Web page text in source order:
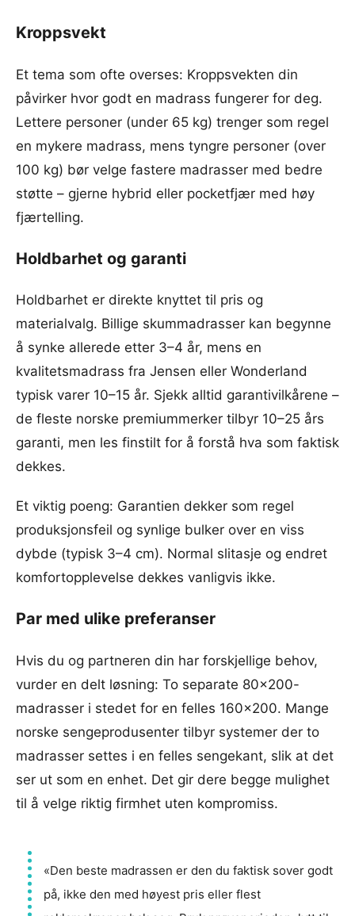
Kroppsvekt
Et tema som ofte overses: Kroppsvekten din
påvirker hvor godt en madrass fungerer for deg.
Lettere personer (under 65 kg) trenger som regel
en mykere madrass, mens tyngre personer (over
100 kg) bør velge fastere madrasser med bedre
støtte – gjerne hybrid eller pocketfjær med høy
fjærtelling.
Holdbarhet og garanti
Holdbarhet er direkte knyttet til pris og
materialvalg. Billige skummadrasser kan begynne
å synke allerede etter 3–4 år, mens en
kvalitetsmadrass fra Jensen eller Wonderland
typisk varer 10–15 år. Sjekk alltid garantivilkårene –
de fleste norske premiummerker tilbyr 10–25 års
garanti, men les finstilt for å forstå hva som faktisk
dekkes.
Et viktig poeng: Garantien dekker som regel
produksjonsfeil og synlige bulker over en viss
dybde (typisk 3–4 cm). Normal slitasje og endret
komfortopplevelse dekkes vanligvis ikke.
Par med ulike preferanser
Hvis du og partneren din har forskjellige behov,
vurder en delt løsning: To separate 80×200-
madrasser i stedet for en felles 160×200. Mange
norske sengeprodusenter tilbyr systemer der to
madrasser settes i en felles sengekant, slik at det
ser ut som en enhet. Det gir dere begge mulighet
til å velge riktig firmhet uten kompromiss.
«Den beste madrassen er den du faktisk sover godt
på, ikke den med høyest pris eller flest